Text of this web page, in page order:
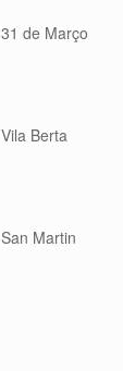
31 de Março
Vila Berta
San Martin